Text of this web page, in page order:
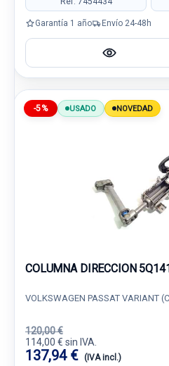
Garantía 1 año Envío 24-48h
-5% USADO NOVEDAD
COLUMNA DIRECCION
VOLKSWAGEN PASSAT VARIANT
120,00 €
114,00 € sin IVA.
137,94 € (IVA incl.)